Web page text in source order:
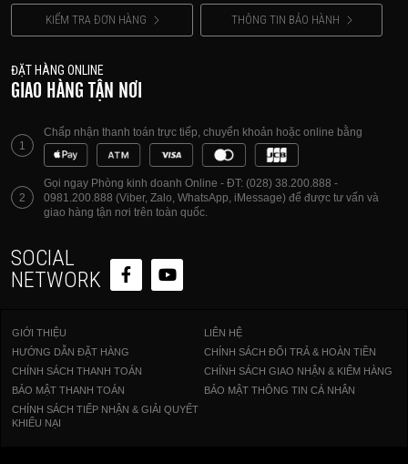
KIỂM TRA ĐƠN HÀNG THÔNG TIN BẢO HÀNH
ĐẶT HÀNG ONLINE
GIAO HÀNG TẬN NƠI
1
Chấp nhận thanh toán trực tiếp, chuyển khoản hoặc online bằng
2
Gọi ngay Phòng kinh doanh Online - ĐT: (028) 38.200.888 -
0981.200.888 (Viber, Zalo, WhatsApp, iMessage) để được tư vấn và
giao hàng tận nơi trên toàn quốc.
SOCIAL
NETWORK
GIỚI THIỆU
LIÊN HỆ
HƯỚNG DẪN ĐẶT HÀNG
CHÍNH SÁCH ĐỔI TRẢ & HOÀN TIỀN
CHÍNH SÁCH THANH TOÁN
CHÍNH SÁCH GIAO NHẬN & KIỂM HÀNG
BẢO MẬT THANH TOÁN
BẢO MẬT THÔNG TIN CÁ NHÂN
CHÍNH SÁCH TIẾP NHẬN & GIẢI QUYẾT
KHIẾU NẠI